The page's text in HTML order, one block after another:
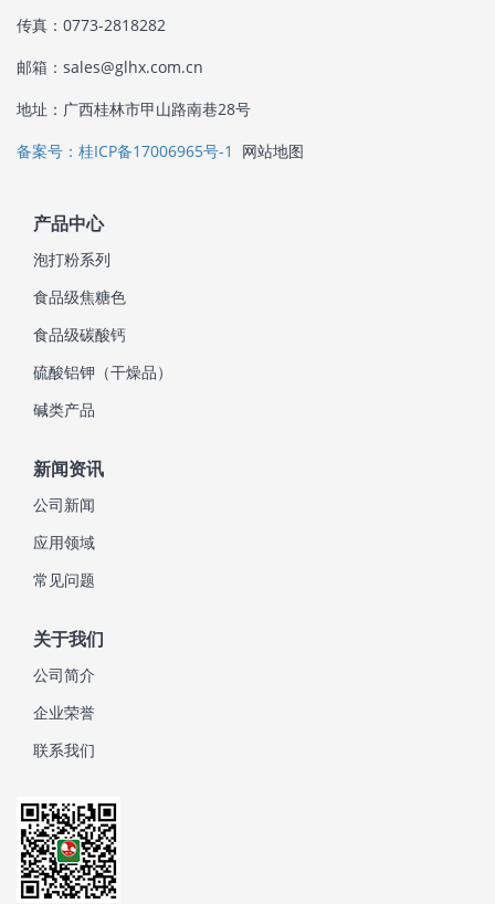
传真：0773-2818282
邮箱：sales@glhx.com.cn
地址：广西桂林市甲山路南巷28号
备案号：桂ICP备17006965号-1
网站地图
产品中心
泡打粉系列
食品级焦糖色
食品级碳酸钙
硫酸铝钾（干燥品）
碱类产品
新闻资讯
公司新闻
应用领域
常见问题
关于我们
公司简介
企业荣誉
联系我们